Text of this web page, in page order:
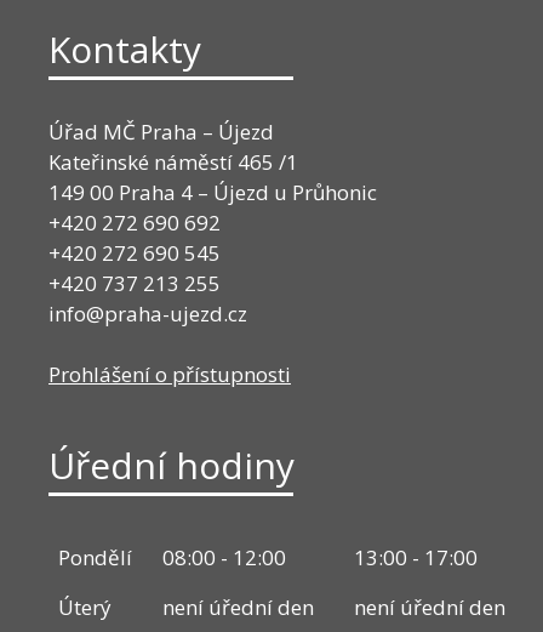
Kontakty
Úřad MČ Praha – Újezd
Kateřinské náměstí 465 /1
149 00 Praha 4 – Újezd u Průhonic
+420 272 690 692
+420 272 690 545
+420 737 213 255
info@praha-ujezd.cz
Prohlášení o přístupnosti
Úřední hodiny
Pondělí 08:00 - 12:00
13:00 - 17:00
Úterý
není úřední den
není úřední den